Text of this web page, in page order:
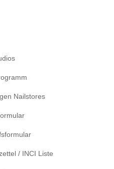
Nailstores
/ INCI Liste